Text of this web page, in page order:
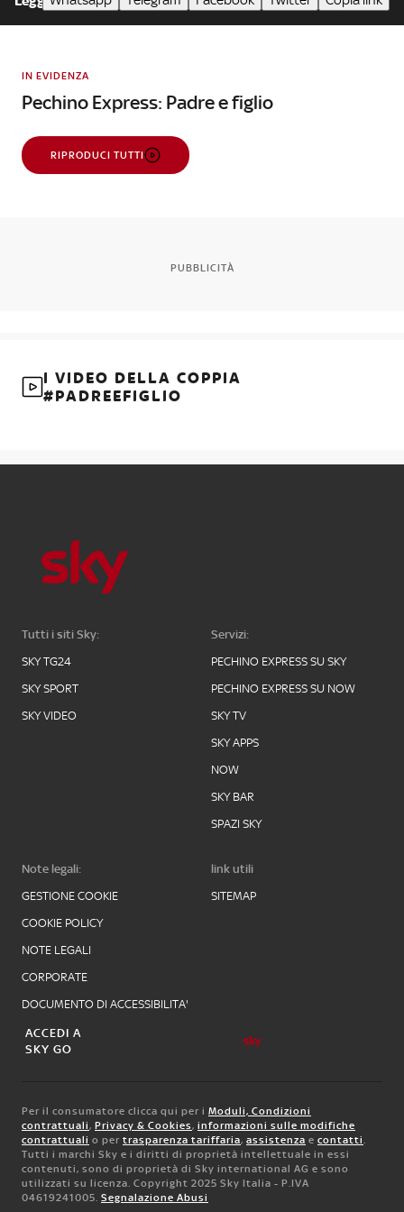
IN EVIDENZA
Pechino Express: Padre e figlio
RIPRODUCI TUTTI
PUBBLICITÀ
I VIDEO DELLA COPPIA
#PADREEFIGLIO
Tutti i siti Sky:
SKY TG24
SKY SPORT
SKY VIDEO
Servizi:
PECHINO EXPRESS SU SKY
PECHINO EXPRESS SU NOW
SKY TV
SKY APPS
NOW
SKY BAR
SPAZI SKY
Note legali:
GESTIONE COOKIE
COOKIE POLICY
NOTE LEGALI
CORPORATE
DOCUMENTO DI ACCESSIBILITA'
link utili
SITEMAP
ACCEDI A
SKY GO
Per il consumatore clicca qui per i Moduli, Condizioni
contrattuali, Privacy & Cookies, informazioni sulle modifiche
contrattuali o per trasparenza tariffaria, assistenza e contatti.
Tutti i marchi Sky e i diritti di proprietà intellettuale in essi
contenuti, sono di proprietà di Sky international AG e sono
utilizzati su licenza. Copyright 2025 Sky Italia - P.IVA
04619241005. Segnalazione Abusi